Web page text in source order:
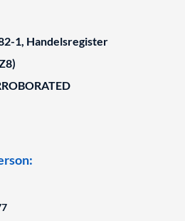
1, Handelsregister